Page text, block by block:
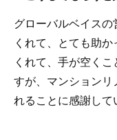
グローバルベイス
くれて、とても助
くれて、手が空く
すが、マンション
れることに感謝して